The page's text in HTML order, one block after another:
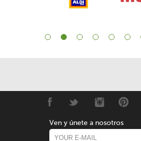
Ven y únete a nosotros